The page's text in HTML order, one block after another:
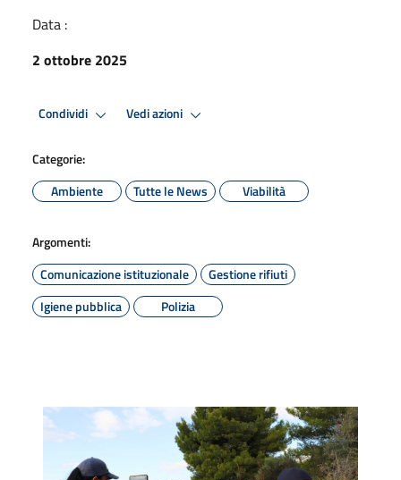
Data :
2 ottobre 2025
Condividi Vedi azioni
Categorie:
Ambiente
Tutte le News Viabilità
Argomenti:
Comunicazione istituzionale
Gestione rifiuti
Igiene pubblica
Polizia